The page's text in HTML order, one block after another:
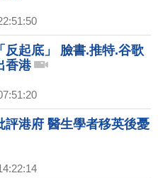
反起底」 臉書.推特.谷歌
香港
評港府 醫生學者移英後憂